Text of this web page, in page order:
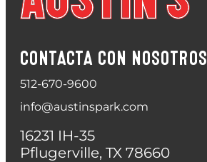
CONTACTA CON NOSOTROS
512-670-9600
info@austinspark.com
16231 IH-35
Pflugerville, TX 78660